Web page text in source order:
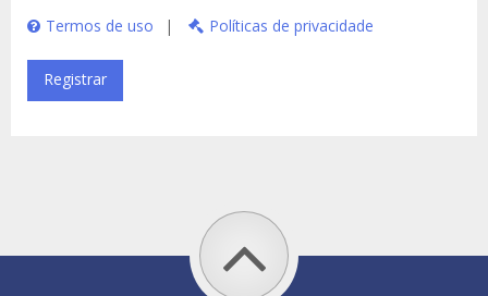
Termos de uso
| Políticas de privacidade
Registrar